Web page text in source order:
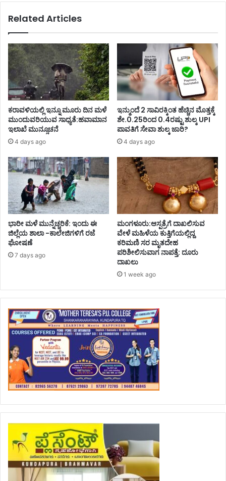
Related Articles
ಕರಾವಳಿಯಲ್ಲಿ ಇನ್ನೂ ಮೂರು ದಿನ ಮಳೆ
ಮುಂದುವರಿಯುವ ಸಾಧ್ಯತೆ:ಹವಾಮಾನ
ಇಲಾಖೆ ಮುನ್ಸೂಚನೆ
4 days ago
ಇನ್ಮುಂದೆ 2 ಸಾವಿರಕ್ಕಿಂತ ಹೆಚ್ಚಿನ ಮೊತ್ತಕ್ಕೆ
ಶೇ.0.25ರಿಂದ 0.4ರಷ್ಟು ಶುಲ್ಕ UPI
ಪಾವತಿಗೆ ಸೇವಾ ಶುಲ್ಕ ಜಾರಿ?
4 days ago
ಭಾರೀ ಮಳೆ ಮುನ್ನೆಚ್ಚರಿಕೆ: ಇಂದು ಈ
ಜಿಲ್ಲೆಯ ಶಾಲಾ -ಕಾಲೇಜಿಗಳಿಗೆ ರಜೆ
ಘೋಷಣೆ
7 days ago
ಮಂಗಳೂರು:ಆಸ್ಪತ್ರೆಗೆ ದಾಖಲಿಸುವ
ವೇಳೆ ಮಹಿಳೆಯ ಕುತ್ತಿಗೆಯಲ್ಲಿದ್ದ
ಕರಿಮಣಿ ಸರ ಮೃತದೇಹ
ಪರಿಶೀಲಿಸುವಾಗ ನಾಪತ್ತೆ: ದೂರು
ದಾಖಲು
1 week ago